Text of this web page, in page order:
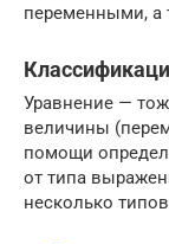
переменными, а
Уравнение —
величины
помощи
от типа
несколько